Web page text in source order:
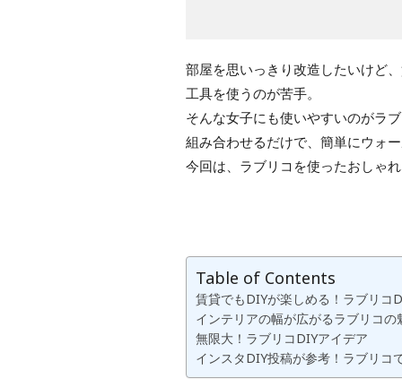
部屋を思いっきり改造したいけど
工具を使うのが苦手。
そんな女子にも使いやすいのがラ
組み合わせるだけで、簡単にウォ
今回は、ラブリコを使ったおしゃ
Table of Contents
賃貸でもDIYが楽しめる！ラブリコ
インテリアの幅が広がるラブリコの
無限大！ラブリコDIYアイデア
インスタDIY投稿が参考！ラブリコ